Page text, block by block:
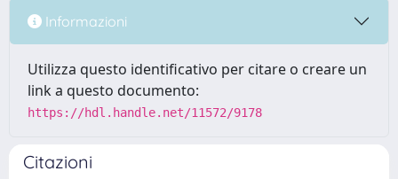
Informazioni
Utilizza questo identificativo per citare o creare un
link a questo documento:
https://hdl.handle.net/11572/9178
Citazioni